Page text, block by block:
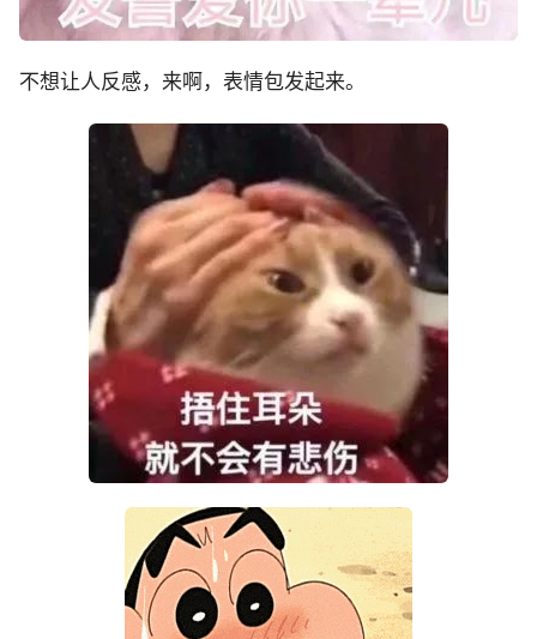
不想让人反感，来啊，表情包发起来。